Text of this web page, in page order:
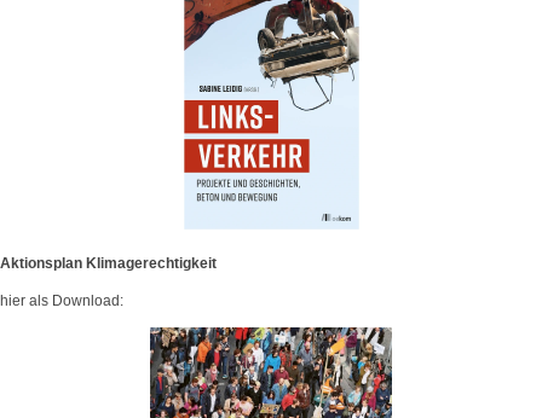
Aktionsplan Klimagerechtigkeit
hier als Download: